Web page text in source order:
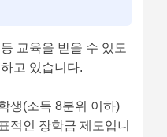
교육을 받을 수 있도
고 있습니다.
생(소득 8분위 이하)
적인 장학금 제도입니